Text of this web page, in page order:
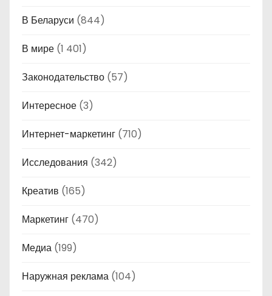
В Беларуси (844)
В мире (1 401)
Законодательство (57)
Интересное (3)
Интернет-маркетинг (710)
Исследования (342)
Креатив (165)
Маркетинг (470)
Медиа (199)
Наружная реклама (104)